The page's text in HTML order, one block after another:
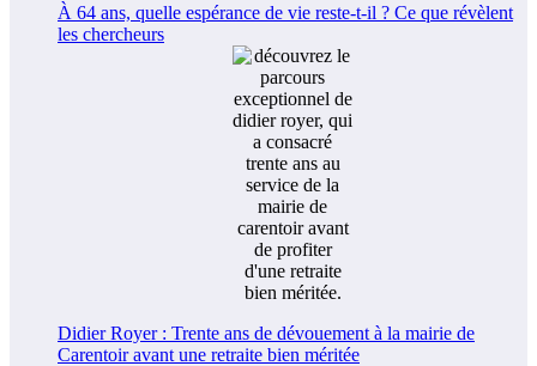
À 64 ans, quelle espérance de vie reste-t-il ? Ce que révèlent
les chercheurs
Didier Royer : Trente ans de dévouement à la mairie de
Carentoir avant une retraite bien méritée